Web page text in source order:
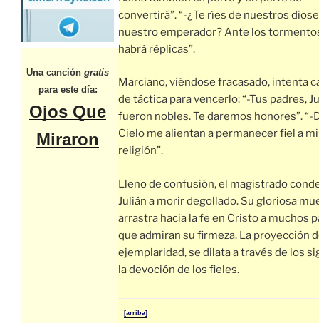
Una canción gratis
para este día:
Ojos Que
Miraron
convertirá”. “-¿Te ríes de nuestros
nuestro emperador? Ante los
habrá réplicas”.
Marciano, viéndose fracasado, intenta
de táctica para vencerlo: “-Tus padres,
fueron nobles. Te daremos honores”. “-
Cielo me alientan a permanecer fiel a
religión”.
Lleno de confusión, el magistrado
Julián a morir degollado. Su gloriosa
arrastra hacia la fe en Cristo a muchos
que admiran su firmeza. La proyección
ejemplaridad, se dilata a través de los
la devoción de los fieles.
[arriba]